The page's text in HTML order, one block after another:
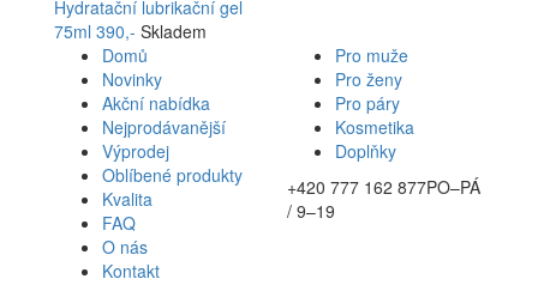
Hydratační lubrikační gel
75ml 390,- Skladem
Domů
Novinky
Akční nabídka
Nejprodávanější
Výprodej
Oblíbené produkty
Kvalita
FAQ
O nás
Kontakt
Pro muže
Pro ženy
Pro páry
Kosmetika
Doplňky
+420 777 162 877PO–PÁ
/ 9–19